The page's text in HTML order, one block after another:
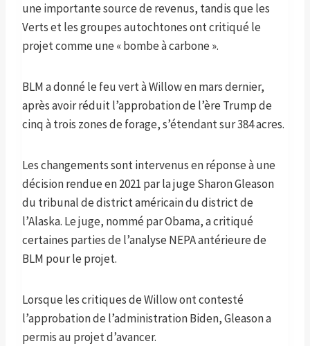
une importante source de revenus, tandis que les
Verts et les groupes autochtones ont critiqué le
projet comme une « bombe à carbone ».
BLM a donné le feu vert à Willow en mars dernier,
après avoir réduit l’approbation de l’ère Trump de
cinq à trois zones de forage, s’étendant sur 384 acres.
Les changements sont intervenus en réponse à une
décision rendue en 2021 par la juge Sharon Gleason
du tribunal de district américain du district de
l’Alaska. Le juge, nommé par Obama, a critiqué
certaines parties de l’analyse NEPA antérieure de
BLM pour le projet.
Lorsque les critiques de Willow ont contesté
l’approbation de l’administration Biden, Gleason a
permis au projet d’avancer.